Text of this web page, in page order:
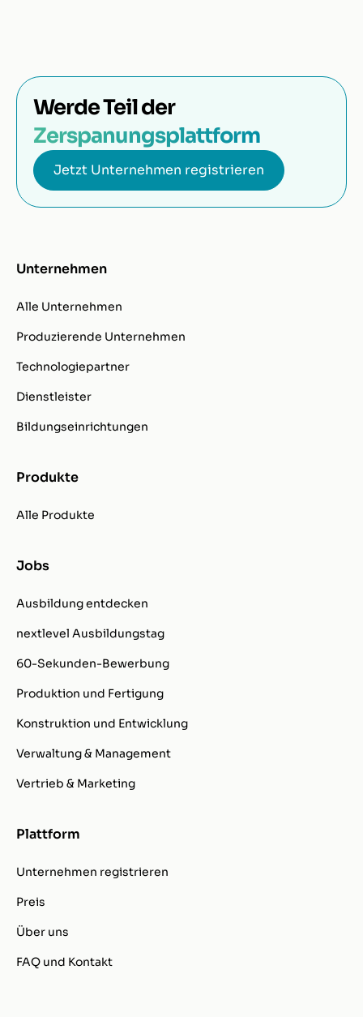
Werde Teil der
Zerspanungsplattform
Jetzt Unternehmen registrieren
Unternehmen
Alle Unternehmen
Produzierende Unternehmen
Technologiepartner
Dienstleister
Bildungseinrichtungen
Produkte
Alle Produkte
Jobs
Ausbildung entdecken
nextlevel Ausbildungstag
60-Sekunden-Bewerbung
Produktion und Fertigung
Konstruktion und Entwicklung
Verwaltung & Management
Vertrieb & Marketing
Plattform
Unternehmen registrieren
Preis
Über uns
FAQ und Kontakt